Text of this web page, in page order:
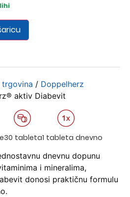
trgovina / Doppelherz
aktiv Diabevit
30 tableta1 tableta dnevno
dnevnu dopunu
i mineralima,
donosi praktičnu formulu